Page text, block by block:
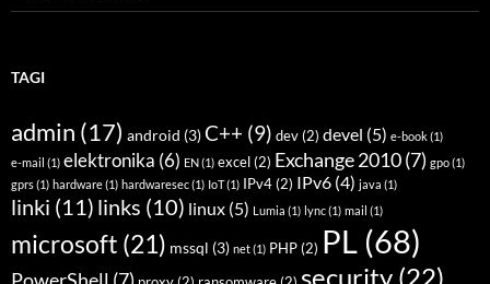
TAGI
admin (17) android (3)C++ (9) dev(2) devel (5) e-book(1)
e-mail (1) elektronika (6) EN(1) excel(2) Exchange 2010(7) gpo(1)
gprs(1) hardware(1) hardwaresec(1) IoT(1) IPv4(2) IPv6 (4) java (1)
linki (11) links (10) linux (5) Lumia (1) lync(1) mail (1)
microsoft (21) mssql (3) net(1) PHP(2) PL (68)
security (22)